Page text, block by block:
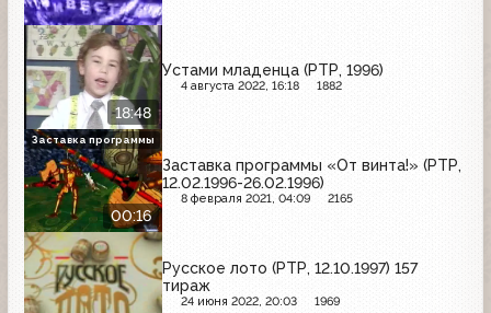
18:48
Устами младенца (РТР, 1996)
4 августа 2022, 16:18 1882
00:16
Заставка программы «От винта!» (РТР,
12.02.1996-26.02.1996)
8 февраля 2021, 04:09 2165
Заставка программы
Русское лото (РТР, 12.10.1997) 157
тираж
24 июня 2022, 20:03 1969